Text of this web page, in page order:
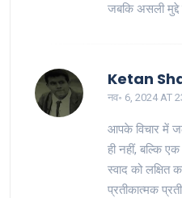
जबकि असली
Ketan
नव॰ 6, 2024 AT
आपके विचार में
ही नहीं, बल्कि
स्वाद को लक्षित
प्रतीकात्मक